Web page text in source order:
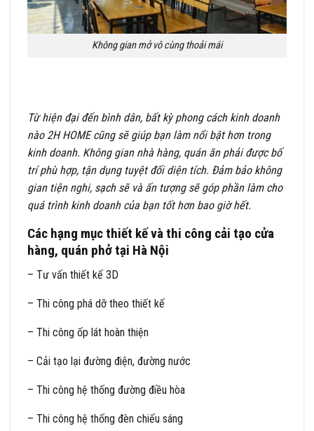
Không gian mở vô cùng thoải mái
Từ hiện đại đến bình dân, bất kỳ phong cách kinh doanh
nào 2H HOME cũng sẽ giúp bạn làm nổi bật hơn trong
kinh doanh. Không gian nhà hàng, quán ăn phải được bố
trí phù hợp, tận dụng tuyệt đối diện tích. Đảm bảo không
gian tiện nghi, sạch sẽ và ấn tượng sẽ góp phần làm cho
quá trình kinh doanh của bạn tốt hơn bao giờ hết.
Các hạng mục thiết kế và thi công cải tạo cửa
hàng, quán phở tại Hà Nội
– Tư vấn thiết kế 3D
– Thi công phá dỡ theo thiết kế
– Thi công ốp lát hoàn thiện
– Cải tạo lại đường điện, đường nước
– Thi công hệ thống đường điều hòa
– Thi công hệ thống đèn chiếu sáng